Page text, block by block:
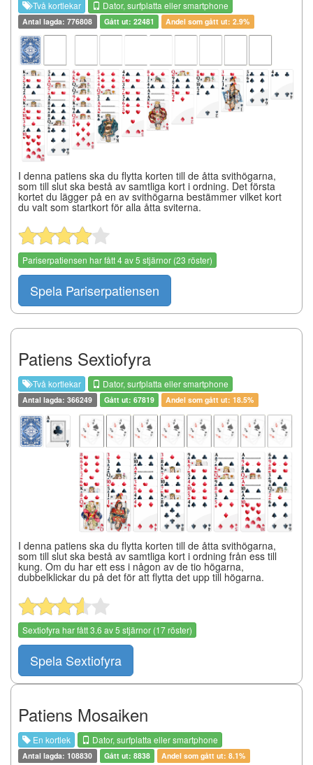
Två kortlekar Dator, surfplatta eller smartphone
Antal lagda: 776808 Gått ut: 22481 Andel som gått ut: 2.9%
I denna patiens ska du flytta korten till de åtta svithögarna,
som till slut ska bestå av samtliga kort i ordning. Det första
kortet du lägger på en av svithögarna bestämmer vilket kort
du valt som startkort för alla åtta sviterna.
Pariserpatiensen har fått4av5 stjärnor (23 röster)
Spela Pariserpatiensen
Patiens Sextiofyra
Två kortlekar Dator, surfplatta eller smartphone
Antal lagda: 366249 Gått ut: 67819 Andel som gått ut: 18.5%
I denna patiens ska du flytta korten till de åtta svithögarna,
som till slut ska bestå av samtliga kort i ordning från ess till
kung. Om du har ett ess i någon av de tio högarna,
dubbelklickar du på det för att flytta det upp till högarna.
Sextiofyra har fått3.6 av5 stjärnor (17röster)
Spela Sextiofyra
Patiens Mosaiken
En kortlek Dator, surfplatta eller smartphone
Antal lagda: 108830 Gått ut: 8838 Andel som gått ut: 8.1%